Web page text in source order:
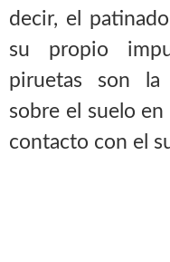
decir, el
su propio
piruetas son
sobre el suelo
contacto con el